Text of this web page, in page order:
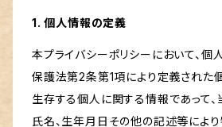
1. 個人情報の定義
本プライバシーポリシーにおいて、個
保護法第2条第1項により定義された個
生存する個人に関する情報であって
氏名、生年月日その他の記述等によ